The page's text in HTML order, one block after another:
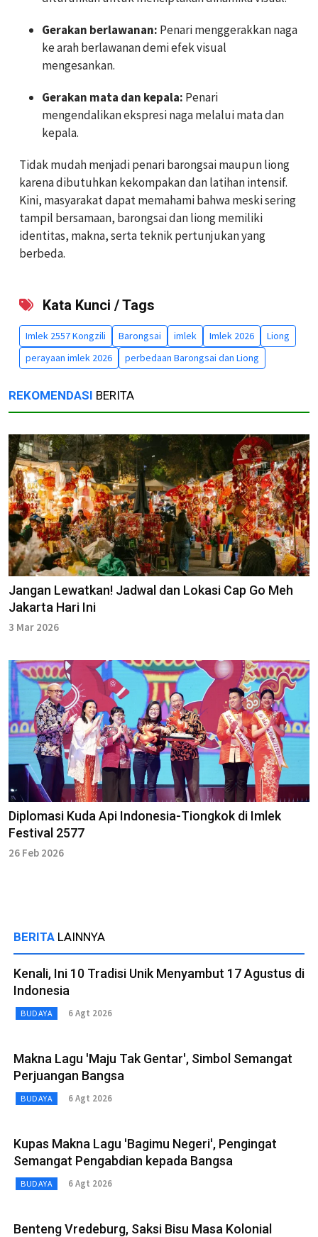
Gerakan berlawanan: Penari menggerakkan naga
ke arah berlawanan demi efek visual
mengesankan.
Gerakan mata dan kepala: Penari
mengendalikan ekspresi naga melalui mata dan
kepala.
Tidak mudah menjadi penari barongsai maupun liong
karena dibutuhkan kekompakan dan latihan intensif.
Kini, masyarakat dapat memahami bahwa meski sering
tampil bersamaan, barongsai dan liong memiliki
identitas, makna, serta teknik pertunjukan yang
berbeda.
Kata Kunci / Tags
Imlek 2557 Kongzili Barongsai imlek Imlek 2026
Liong
perayaan imlek 2026
perbedaan Barongsai dan Liong
REKOMENDASI BERITA
Jangan Lewatkan! Jadwal dan Lokasi Cap Go Meh
Jakarta Hari Ini
3 Mar 2026
Diplomasi Kuda Api Indonesia-Tiongkok di Imlek
Festival 2577
26 Feb 2026
BERITA LAINNYA
Kenali, Ini 10 Tradisi Unik Menyambut 17 Agustus di
Indonesia
BUDAYA 6 Agt 2026
Makna Lagu 'Maju Tak Gentar', Simbol Semangat
Perjuangan Bangsa
BUDAYA 6 Agt 2026
Kupas Makna Lagu 'Bagimu Negeri', Pengingat
Semangat Pengabdian kepada Bangsa
BUDAYA 6 Agt 2026
Benteng Vredeburg, Saksi Bisu Masa Kolonial